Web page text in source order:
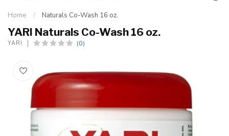
Home / Naturals Co-Wash 16 oz.
YARI Naturals Co-Wash 16 oz.
YARI (0)